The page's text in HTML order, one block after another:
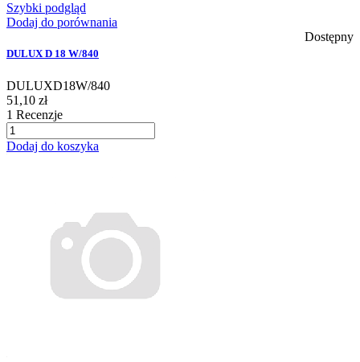
Szybki podgląd
Dodaj do porównania
Dostępny
DULUX D 18 W/840
DULUXD18W/840
51,10 zł
1 Recenzje
Dodaj do koszyka